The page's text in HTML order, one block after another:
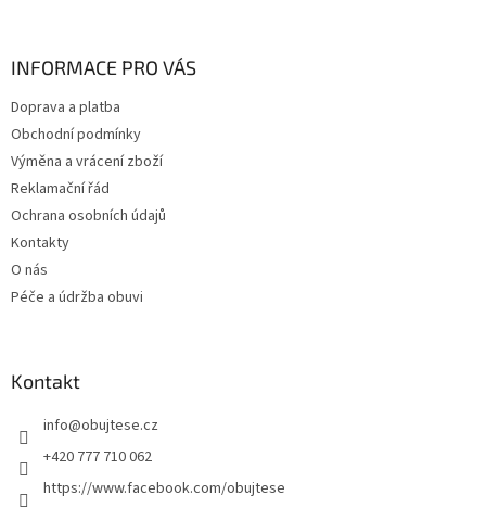
INFORMACE PRO VÁS
Doprava a platba
Obchodní podmínky
Výměna a vrácení zboží
Reklamační řád
Ochrana osobních údajů
Kontakty
O nás
Péče a údržba obuvi
Kontakt
info@obujtese.cz
+420 777 710 062
https://www.facebook.com/obujtese